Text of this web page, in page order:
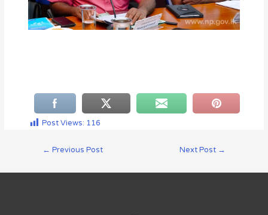
Post Views: 116
← Previous Post Next Post →